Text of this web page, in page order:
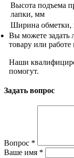
Высота подъема
лапки, мм
Ширина обметки,
Вы можете задать
товару или работе
Наши
помогут.
Задать вопрос
Вопрос *
Ваше имя *